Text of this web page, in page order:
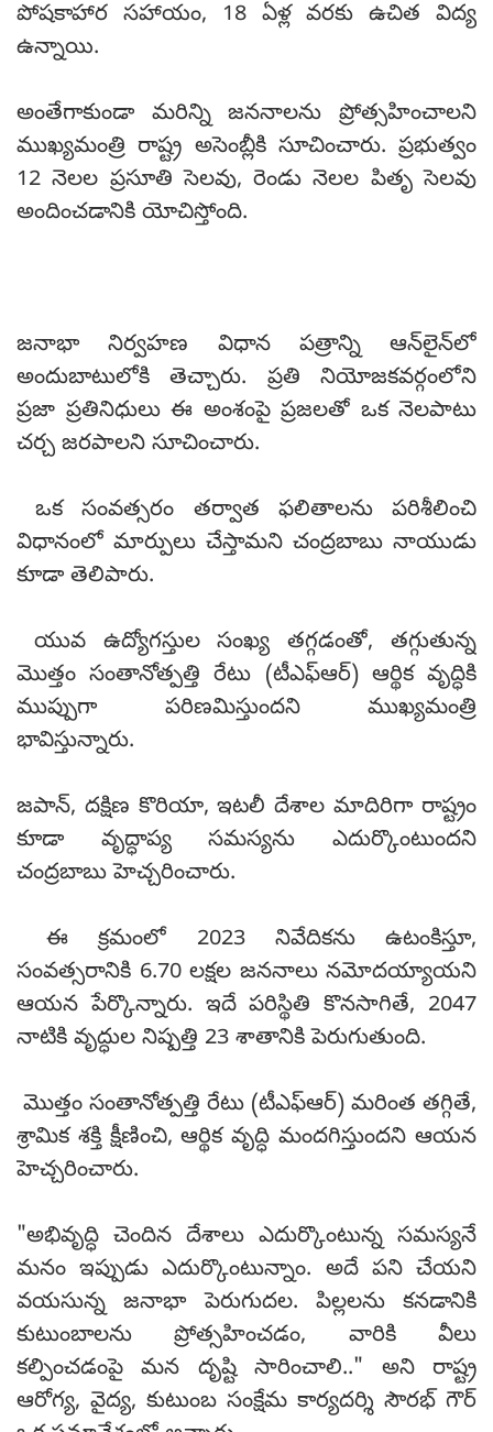
పోషకాహార సహాయం, 18 ఏళ్ల వరకు ఉచిత విద్య
ఉన్నాయి.
అంతేగాకుండా మరిన్ని జననాలను ప్రోత్సహించాలని
ముఖ్యమంత్రి రాష్ట్ర అసెంబ్లీకి సూచించారు. ప్రభుత్వం
12 నెలల ప్రసూతి సెలవు, రెండు నెలల పితృ సెలవు
అందించడానికి యోచిస్తోంది.
జనాభా నిర్వహణ విధాన పత్రాన్ని ఆన్‌లైన్‌లో
అందుబాటులోకి తెచ్చారు. ప్రతి నియోజకవర్గంలోని
ప్రజా ప్రతినిధులు ఈ అంశంపై ప్రజలతో ఒక నెలపాటు
చర్చ జరపాలని సూచించారు.
ఒక సంవత్సరం తర్వాత ఫలితాలను పరిశీలించి
విధానంలో మార్పులు చేస్తామని చంద్రబాబు నాయుడు
కూడా తెలిపారు.
యువ ఉద్యోగస్తుల సంఖ్య తగ్గడంతో, తగ్గుతున్న
మొత్తం సంతానోత్పత్తి రేటు (టీఎఫ్ఆర్) ఆర్థిక వృద్ధికి
ముప్పుగా పరిణమిస్తుందని ముఖ్యమంత్రి
భావిస్తున్నారు.
జపాన్, దక్షిణ కొరియా, ఇటలీ దేశాల మాదిరిగా రాష్ట్రం
కూడా వృద్ధాప్య సమస్యను ఎదుర్కొంటుందని
చంద్రబాబు హెచ్చరించారు.
ఈ క్రమంలో 2023 నివేదికను ఉటంకిస్తూ,
సంవత్సరానికి 6.70 లక్షల జననాలు నమోదయ్యాయని
ఆయన పేర్కొన్నారు. ఇదే పరిస్థితి కొనసాగితే, 2047
నాటికి వృద్ధుల నిష్పత్తి 23 శాతానికి పెరుగుతుంది.
మొత్తం సంతానోత్పత్తి రేటు (టీఎఫ్ఆర్) మరింత తగ్గితే,
శ్రామిక శక్తి క్షీణించి, ఆర్థిక వృద్ధి మందగిస్తుందని ఆయన
హెచ్చరించారు.
"అభివృద్ధి చెందిన దేశాలు ఎదుర్కొంటున్న సమస్యనే
మనం ఇప్పుడు ఎదుర్కొంటున్నాం. అదే పని చేయని
వయసున్న జనాభా పెరుగుదల. పిల్లలను కనడానికి
కుటుంబాలను ప్రోత్సహించడం, వారికి వీలు
కల్పించడంపై మన దృష్టి సారించాలి.." అని రాష్ట్ర
ఆరోగ్య, వైద్య, కుటుంబ సంక్షేమ కార్యదర్శి సౌరభ్ గౌర్